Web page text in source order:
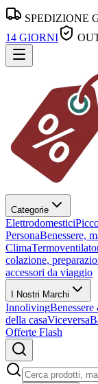
SPEDIZIONE
14 GIORNI
Categorie
Elettrodomestici
PersonaBenessere,
Clima
colazione,
accessori da viaggio
I Nostri Marchi
Innoliving
della casaViceversa
Offerte Flash